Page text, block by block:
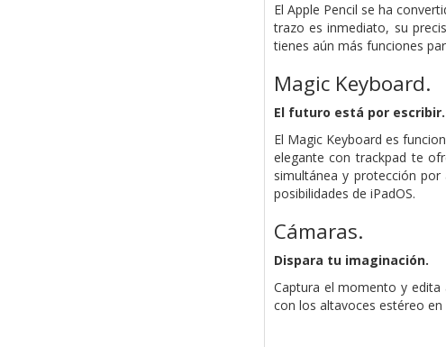
El Apple Pencil se ha
trazo es inmediato, su
tienes aún más funciones
Magic Keyboard.
El futuro está por escribir.
El Magic Keyboard es
elegante con trackpad te
simultánea y protección
posibili­dades de iPadOS.
Cámaras.
Dispara tu imaginación.
Captura el momento y edita
con los altavoces estéreo